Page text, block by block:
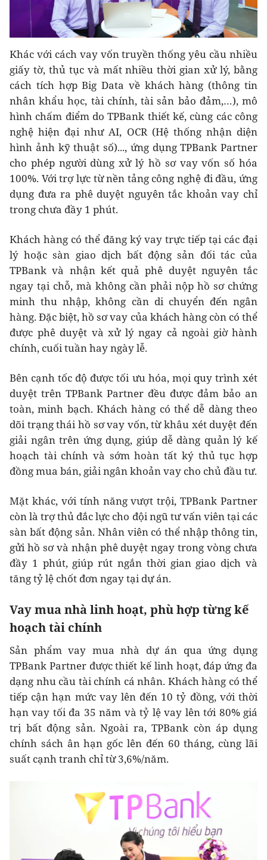
Khác với cách vay vốn truyền thống yêu cầu nhiều
giấy tờ, thủ tục và mất nhiều thời gian xử lý, bằng
cách tích hợp Big Data về khách hàng (thông tin
nhân khẩu học, tài chính, tài sản bảo đảm,…), mô
hình chấm điểm do TPBank thiết kế, cùng các công
nghệ hiện đại như AI, OCR (Hệ thống nhận diện
hình ảnh kỹ thuật số)..., ứng dụng TPBank Partner
cho phép người dùng xử lý hồ sơ vay vốn số hóa
100%. Với trợ lực từ nền tảng công nghệ đi đầu, ứng
dụng đưa ra phê duyệt nguyên tắc khoản vay chỉ
trong chưa đầy 1 phút.
Khách hàng có thể đăng ký vay trực tiếp tại các đại
lý hoặc sàn giao dịch bất động sản đối tác của
TPBank và nhận kết quả phê duyệt nguyên tắc
ngay tại chỗ, mà không cần phải nộp hồ sơ chứng
minh thu nhập, không cần di chuyển đến ngân
hàng. Đặc biệt, hồ sơ vay của khách hàng còn có thể
được phê duyệt và xử lý ngay cả ngoài giờ hành
chính, cuối tuần hay ngày lễ.
Bên cạnh tốc độ được tối ưu hóa, mọi quy trình xét
duyệt trên TPBank Partner đều được đảm bảo an
toàn, minh bạch. Khách hàng có thể dễ dàng theo
dõi trạng thái hồ sơ vay vốn, từ khâu xét duyệt đến
giải ngân trên ứng dụng, giúp dễ dàng quản lý kế
hoạch tài chính và sớm hoàn tất ký thủ tục hợp
đồng mua bán, giải ngân khoản vay cho chủ đầu tư.
Mặt khác, với tính năng vượt trội, TPBank Partner
còn là trợ thủ đắc lực cho đội ngũ tư vấn viên tại các
sàn bất động sản. Nhân viên có thể nhập thông tin,
gửi hồ sơ và nhận phê duyệt ngay trong vòng chưa
đầy 1 phút, giúp rút ngắn thời gian giao dịch và
tăng tỷ lệ chốt đơn ngay tại dự án.
Vay mua nhà linh hoạt, phù hợp từng kế
hoạch tài chính
Sản phẩm vay mua nhà dự án qua ứng dụng
TPBank Partner được thiết kế linh hoạt, đáp ứng đa
dạng nhu cầu tài chính cá nhân. Khách hàng có thể
tiếp cận hạn mức vay lên đến 10 tỷ đồng, với thời
hạn vay tối đa 35 năm và tỷ lệ vay lên tới 80% giá
trị bất động sản. Ngoài ra, TPBank còn áp dụng
chính sách ân hạn gốc lên đến 60 tháng, cùng lãi
suất cạnh tranh chỉ từ 3,6%/năm.